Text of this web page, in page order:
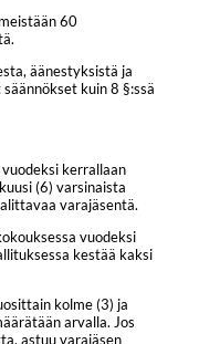
60
äänestyksistä ja
kuin 8 §:ssä
kerrallaan
(6) varsinaista
varajäsentä.
vuodeksi
kestää kaksi
kolme (3) ja
arvalla. Jos
astuu varajäsen